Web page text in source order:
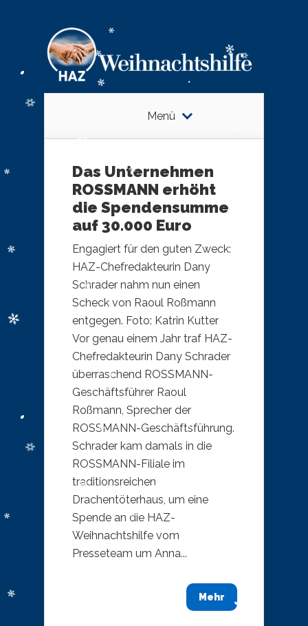
Menü
Das Unternehmen
ROSSMANN erhöht
die Spendensumme
auf 30.000 Euro
Engagiert für den guten Zweck:
HAZ-Chefredakteurin Dany
Schrader nahm nun einen
Scheck von Raoul Roßmann
entgegen. Foto: Katrin Kutter
Vor genau einem Jahr traf HAZ-
Chefredakteurin Dany Schrader
überraschend ROSSMANN-
Geschäftsführer Raoul
Roßmann, Sprecher der
ROSSMANN-Geschäftsführung.
Schrader kam damals in die
ROSSMANN-Filiale im
traditionsreichen
Drachentöterhaus, um eine
Spende an die HAZ-
Weihnachtshilfe vom
Presseteam um Anna...
Mehr